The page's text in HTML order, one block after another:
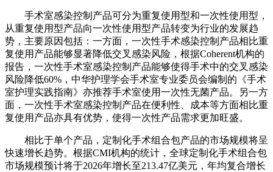
手术室感染控制产品可分为重复使用型和一次性使用型，
从重复使用型产品向一次性使用型产品转变为行业的发展趋
势，主要原因包括：一方面，一次性手术感染控制产品相比重
复使用产品能够显著降低交叉感染风险，根据Coherent机构的
报告，一次性手术室感染控制产品能够使得手术中的交叉感染
风险降低60%，中华护理学会手术室专业委员会编制的《手术
室护理实践指南》亦推荐手术室使用一次性无菌产品。另一方
面，一次性手术室感染控制产品在便利性、成本等方面相比重
复使用产品亦具有优势，使得一次性产品需求更加旺盛。
相比于单个产品，定制化手术组合包产品的市场规模将呈
快速增长趋势。根据CMI机构的统计，全球定制化手术组合包
市场规模预计将于2026年增长至213.47亿美元，年均复合增长